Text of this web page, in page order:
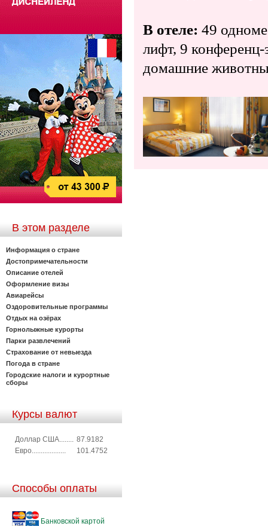
В этом разделе
Информация о стране
Достопримечательности
Описание отелей
Оформление визы
Авиарейсы
Оздоровительные программы
Отдых на озёрах
Горнолыжные курорты
Парки развлечений
Страхование от невыезда
Погода в стране
Городские налоги и курортные
сборы
Курсы валют
Доллар США........ 87.9182
Евро...................
101.4752
Способы оплаты
Банковской картой
В отеле: 49
лифт, 9 конференц-
домашние